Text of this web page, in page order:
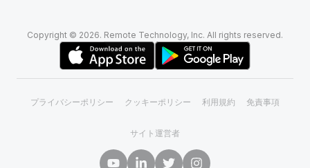
Copyright © 2026. Remote Technology, Inc. All rights reserved.
プライバシーポリシー クッキーポリシー 利用規約 免責事項
サイト運営者